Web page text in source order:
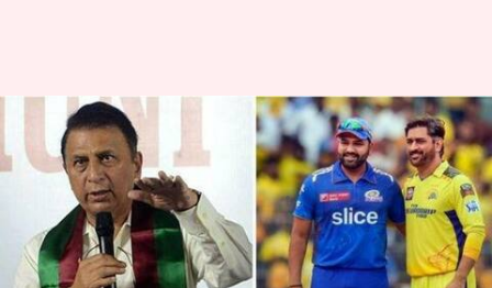
ధోనీకి క్రెడిట్ ఇస్తారు కానీ.. రోహిత్‌కు
ఇవ్వరు: గవాస్కర్ షాకింగ్ కామెంట్స్
Jayachandra Akuri May 26, 2023 01:53 pm
ఈ వార్తాకథనం ఏంటి